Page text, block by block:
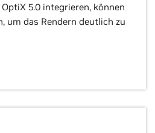
5.0 integrieren, können
um das Rendern deutlich zu